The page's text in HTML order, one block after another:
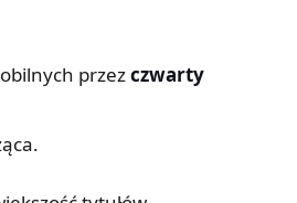
przezczwarty